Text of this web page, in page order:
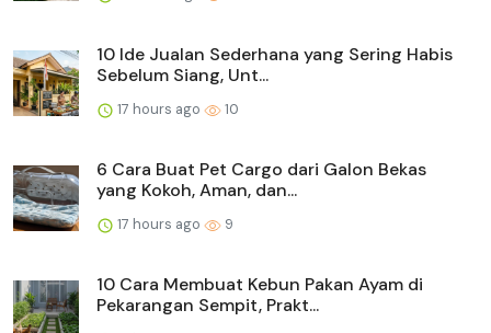
10 Ide Jualan Sederhana yang Sering Habis
Sebelum Siang, Unt...
17 hours ago 10
6 Cara Buat Pet Cargo dari Galon Bekas
yang Kokoh, Aman, dan...
17 hours ago 9
10 Cara Membuat Kebun Pakan Ayam di
Pekarangan Sempit, Prakt...